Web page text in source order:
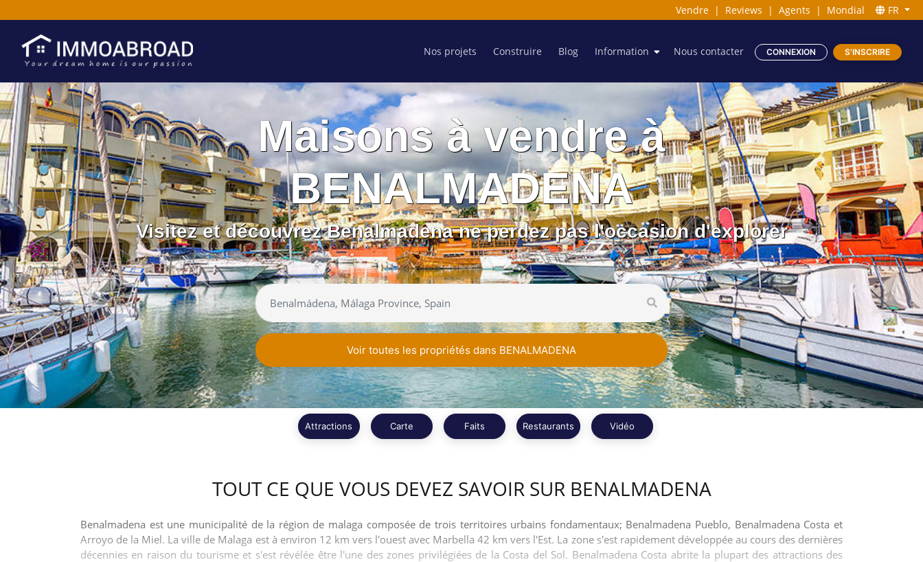
Vendre | Reviews | Agents | Mondial FR
Nos projets Construire Blog Information Nous contacter CONNEXION S'INSCRIRE
Maisons à vendre à
BENALMADENA
Visitez et découvrez Benalmadena ne perdez pas l'occasion d'explorer
Voir toutes les propriétés dans BENALMADENA
Attractions Carte Faits Restaurants Vidéo
TOUT CE QUE VOUS DEVEZ SAVOIR SUR BENALMADENA
Benalmadena est une municipalité de la région de malaga composée de trois territoires urbains fondamentaux; Benalmadena Pueblo, Benalmadena Costa et
Arroyo de la Miel. La ville de Malaga est à environ 12 km vers l'ouest avec Marbella 42 km vers l'Est. La zone s'est rapidement développée au cours des dernières
décennies en raison du tourisme et s'est révélée être l'une des zones privilégiées de la Costa del Sol. Benalmadena Costa abrite la plupart des attractions des